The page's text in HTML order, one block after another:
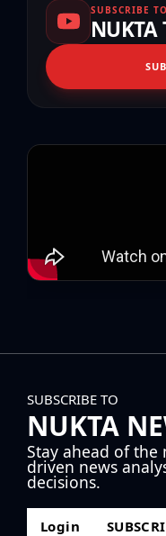
SUBSCRIBE
NUKTA
SUBSCRIBE TO
NUKTA
Stay ahead of
driven news
decisions.
Login